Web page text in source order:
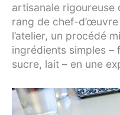
artisanale rigoureuse
rang de chef-d’œuvre
l’atelier, un procédé
ingrédients simples –
sucre, lait – en une